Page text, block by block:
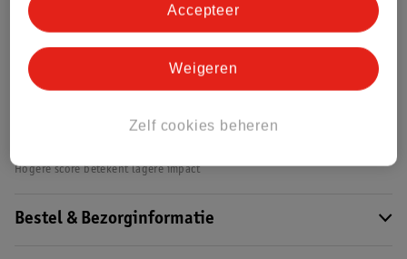
Rood (-) = hoge impact op het milieu.
Gebaseerd op wereldwijde
Nature Impact Score: 62%
Hogere score betekent lagere impact
Bestel & Bezorginformatie
Zelf cookies beheren
Weigeren
Accepteer